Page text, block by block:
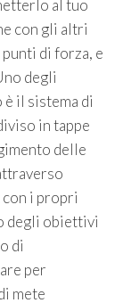
al tuo
con gli altri
di forza, e
degli
il sistema di
in tappe
delle
i propri
degli obiettivi
di
per
mete